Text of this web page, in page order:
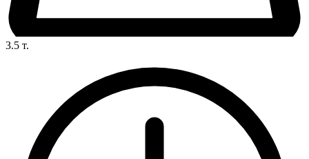
3.5 т.